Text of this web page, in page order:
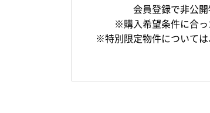
会員登録で非公
※購入希望条件に合っ
※特別限定物件については